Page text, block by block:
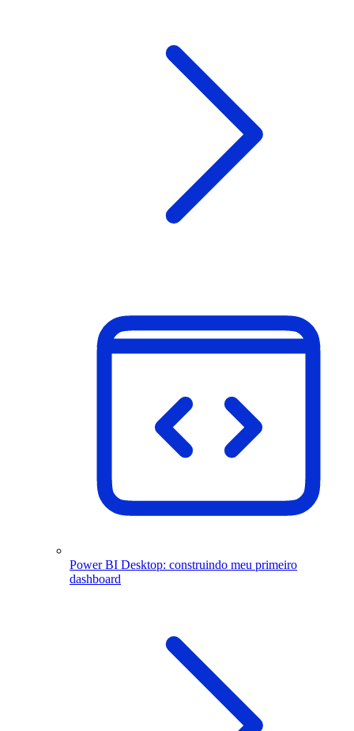
Power BI Desktop: construindo meu primeiro
dashboard